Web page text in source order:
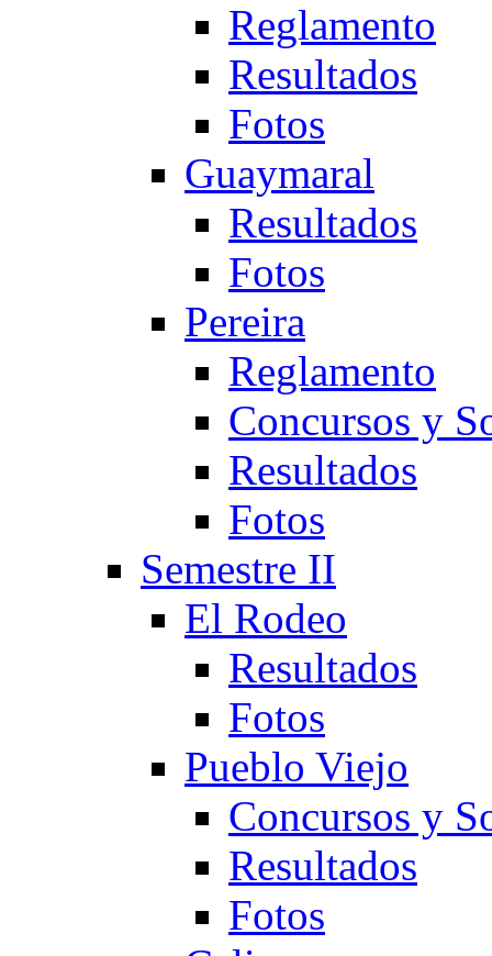
Reglamento
Resultados
Fotos
Guaymaral
Resultados
Fotos
Pereira
Reglamento
Concursos y
Resultados
Fotos
Semestre II
El Rodeo
Resultados
Fotos
Pueblo Viejo
Concursos y
Resultados
Fotos